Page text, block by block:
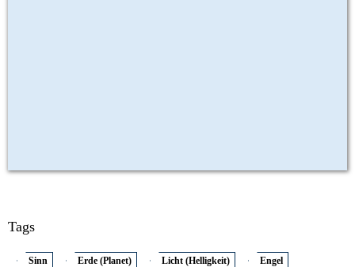
Tags
Sinn Erde (Planet) Licht (Helligkeit)
Engel